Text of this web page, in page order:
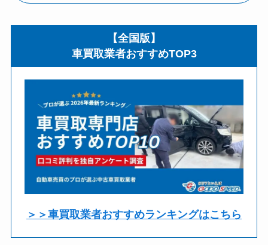
【全国版】
車買取業者おすすめTOP3
＞＞車買取業者おすすめランキングはこちら